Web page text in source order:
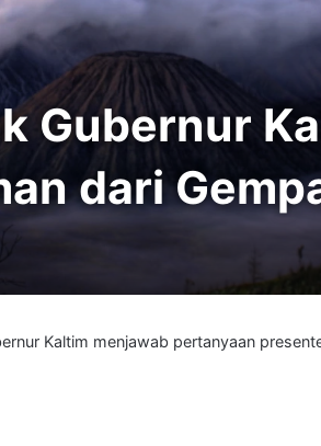
Gubernur
dari
Kaltim menjawab pertanyaan